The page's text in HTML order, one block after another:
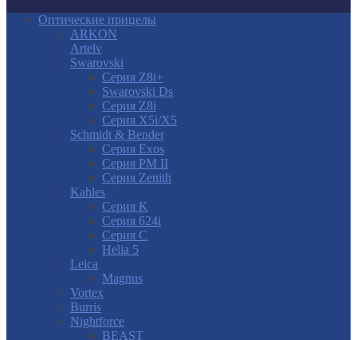
Оптические прицелы
ARKON
Artelv
Swarovski
Серия Z8i+
Swarovski Ds
Серия Z8i
Серия X5i/X5
Schmidt & Bender
Серия Exos
Серия PM II
Cерия Zenith
Kahles
Серия K
Серия 624i
Серия С
Helia 5
Leica
Magnus
Vortex
Burris
Nightforce
BEAST